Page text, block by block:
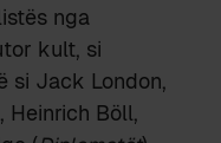
nga
kult, si
si Jack London,
Heinrich Böll,